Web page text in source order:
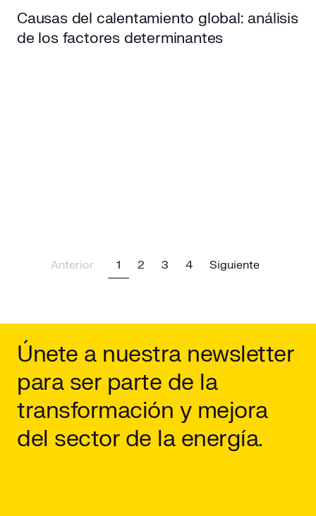
Causas del calentamiento global: análisis
de los factores determinantes
Anterior Previous
1 (current)
2 3 4 Siguiente
Únete a nuestra newsletter
para ser parte de la
transformación y mejora
del sector de la energía.